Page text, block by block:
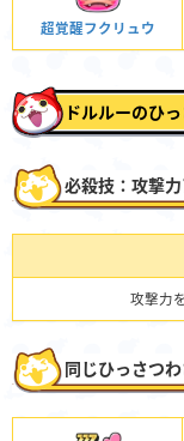
超覚醒フクリュウ
ドルルーのひ
必殺技：攻撃
攻撃力
同じひっさつ